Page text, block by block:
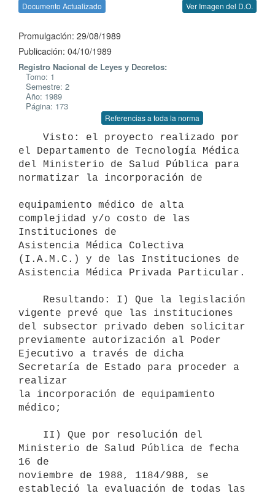
Documento Actualizado Ver Imagen del D.O.
Promulgación: 29/08/1989
Publicación: 04/10/1989
Registro Nacional de Leyes y Decretos:
Tomo: 1
Semestre: 2
Año: 1989
Página: 173
Referencias a toda la norma
el Departamento de Tecnología Médica
del Ministerio de Salud Pública para
normatizar la incorporación de
equipamiento médico de alta
complejidad y/o costo de las
Instituciones de
Asistencia Médica Colectiva
(I.A.M.C.) y de las Instituciones de
Asistencia Médica Privada Particular.
vigente prevé que las instituciones
del subsector privado deben solicitar
previamente autorización al Poder
Ejecutivo a través de dicha
Secretaría de Estado para proceder a
realizar
la incorporación de equipamiento
médico;
Ministerio de Salud Pública de fecha
16 de
noviembre de 1988, 1184/988, se
estableció la evaluación de todas las